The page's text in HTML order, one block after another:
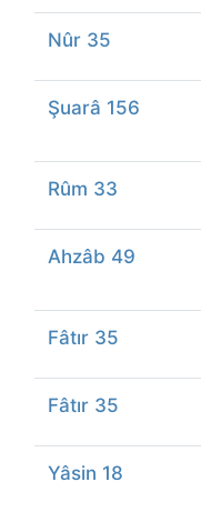
Nûr 35
Şuarâ 156
Rûm 33
Ahzâb 49
Fâtır 35
Fâtır 35
Yâsin 18